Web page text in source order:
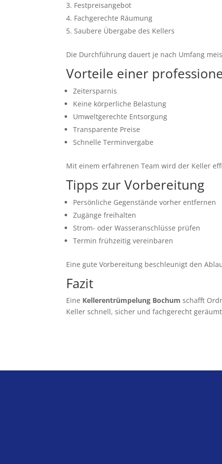
Festpreisangebot
Fachgerechte Räumung
Saubere Übergabe des Kellers
Die Durchführung dauert je nach Umfang
Vorteile einer
Zeitersparnis
Keine körperliche Belastung
Umweltgerechte Entsorgung
Transparente Preise
Schnelle Terminvergabe
Mit einem erfahrenen Team wird der Keller
Tipps zur Vorbereitung
Persönliche Gegenstände vorher entfernen
Zugänge freihalten
Strom- oder Wasseranschlüsse prüfen
Termin frühzeitig vereinbaren
Eine gute Vorbereitung beschleunigt den
Fazit
Eine Kellerentrümpelung Bochum schafft
Keller schnell, sicher und fachgerecht